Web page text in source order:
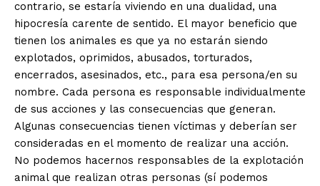
contrario, se estaría viviendo en una dualidad, una
hipocresía carente de sentido. El mayor beneficio que
tienen los animales es que ya no estarán siendo
explotados, oprimidos, abusados, torturados,
encerrados, asesinados, etc., para esa persona/en su
nombre. Cada persona es responsable individualmente
de sus acciones y las consecuencias que generan.
Algunas consecuencias tienen víctimas y deberían ser
consideradas en el momento de realizar una acción.
No podemos hacernos responsables de la explotación
animal que realizan otras personas (sí podemos